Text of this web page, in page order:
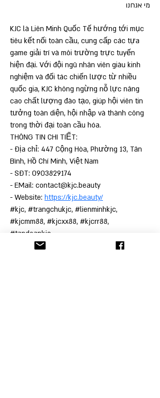
מי אנחנו
KJC là Liên Minh Quốc Tế hướng tới mục
tiêu kết nối toàn cầu, cung cấp các tựa
game giải trí và môi trường trực tuyến
hiện đại. Với đội ngũ nhân viên giàu kinh
nghiệm và đối tác chiến lược từ nhiều
quốc gia, KJC không ngừng nỗ lực nâng
cao chất lượng đào tạo, giúp hội viên tin
tưởng toàn diện, hội nhập và thành công
trong thời đại toàn cầu hóa.
THÔNG TIN CHI TIẾT:
- Địa chỉ: 447 Cộng Hòa, Phường 13, Tân
Bình, Hồ Chí Minh, Việt Nam
- SĐT: 0903829174
- EMail: contact@kjc.beauty
- Website: https://kjc.beauty/
#kjc, #trangchukjc, #lienminhkjc,
#kjcmm88, #kjcxx88, #kjcrr88,
#tapdoankjc